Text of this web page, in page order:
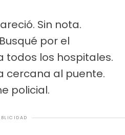
Sin nota.
por el
todos los hospitales.
cercana al puente.
policial.